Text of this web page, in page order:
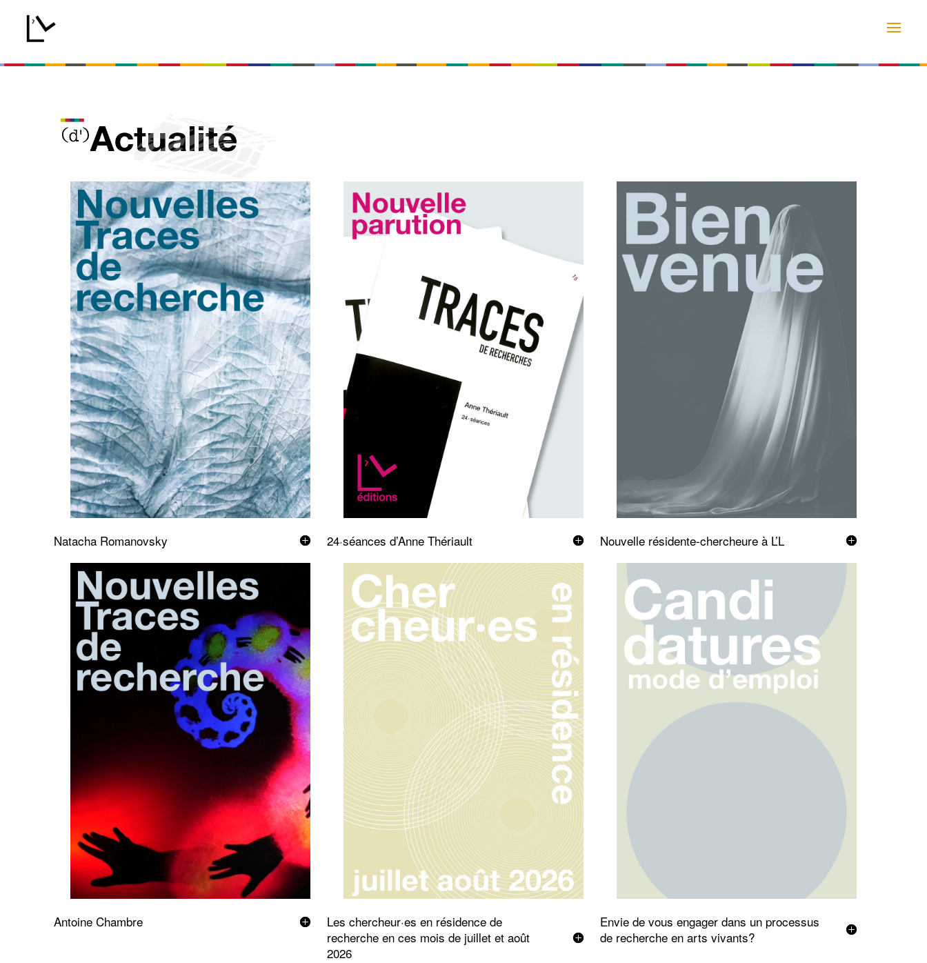
Natacha Romanovsky 24·séances d’Anne Thériault Nouvelle résidente-chercheure à L’L
Antoine Chambre
Les chercheur·es en résidence de
recherche en ces mois de juillet et août
2026
Envie de vous engager dans un processus
de recherche en arts vivants?